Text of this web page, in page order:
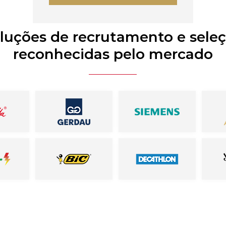
de recrutamento e
reconhecidas pelo mercado